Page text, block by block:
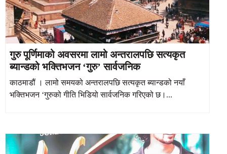
गुरु पूर्णिमाको अवसरमा लामो अन्तरालपछि सत्यकृत
ब्यान्डको भक्तिभजन ‘गुरु’ सार्वजनिक
काठमाडौं । लामो समयको अन्तरालपछि सत्यकृत ब्यान्डको नयाँ
भक्तिभजन ‘गुरुको गीति भिडियो सार्वजनिक गरिएको छ।...